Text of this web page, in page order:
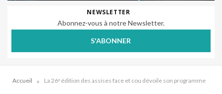
NEWSLETTER
Abonnez-vous à notre Newsletter.
S'ABONNER
Accueil » La 26ᵉ édition des assises face et cou dévoile son programme